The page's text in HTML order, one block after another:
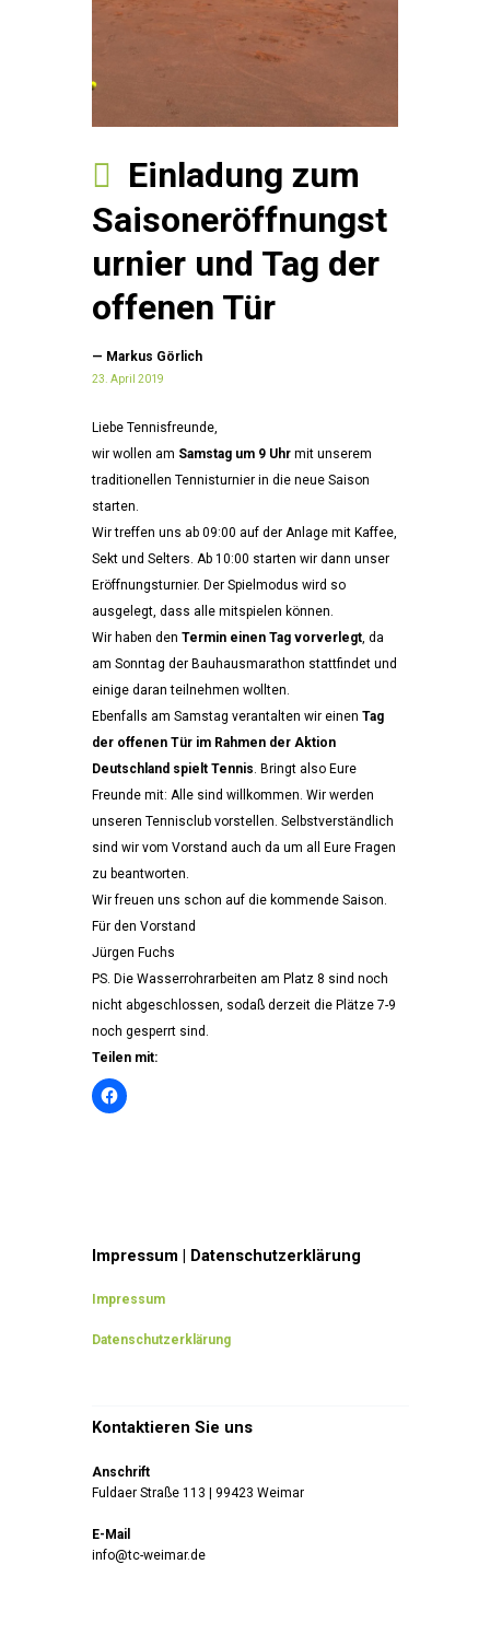
Einladung zum
Saisoneröffnungst
urnier und Tag der
offenen Tür
— Markus Görlich
23. April 2019
Liebe Tennisfreunde,
wir wollen am Samstag um 9 Uhr mit unserem
traditionellen Tennisturnier in die neue Saison
starten.
Wir treffen uns ab 09:00 auf der Anlage mit Kaffee,
Sekt und Selters. Ab 10:00 starten wir dann unser
Eröffnungsturnier. Der Spielmodus wird so
ausgelegt, dass alle mitspielen können.
Wir haben den Termin einen Tag vorverlegt, da
am Sonntag der Bauhausmarathon stattfindet und
einige daran teilnehmen wollten.
Ebenfalls am Samstag verantalten wir einen Tag
der offenen Tür im Rahmen der Aktion
Deutschland spielt Tennis. Bringt also Eure
Freunde mit: Alle sind willkommen. Wir werden
unseren Tennisclub vorstellen. Selbstverständlich
sind wir vom Vorstand auch da um all Eure Fragen
zu beantworten.
Wir freuen uns schon auf die kommende Saison.
Für den Vorstand
Jürgen Fuchs
PS. Die Wasserrohrarbeiten am Platz 8 sind noch
nicht abgeschlossen, sodaß derzeit die Plätze 7-9
noch gesperrt sind.
Teilen mit:
Impressum | Datenschutzerklärung
Impressum
Datenschutzerklärung
Kontaktieren Sie uns
Anschrift
Fuldaer Straße 113 | 99423 Weimar
E-Mail
info@tc-weimar.de